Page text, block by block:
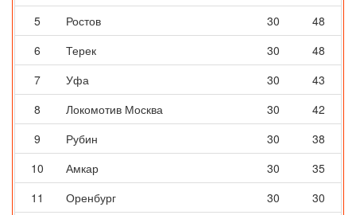
5
Ростов 30
48
6
Терек 30
48
7
Уфа 30
43
8
Локомотив Москва 30
42
9
Рубин 30
38
10
Амкар 30
35
11
Оренбург 30
30